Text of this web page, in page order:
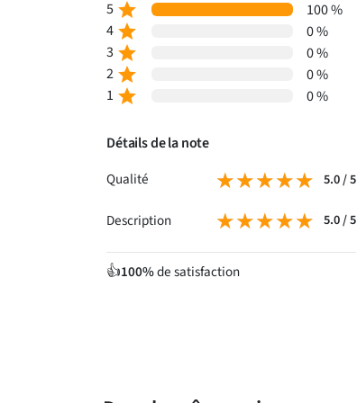
5 star
100 %
4 star
0 %
3 star
0 %
2 star
0 %
1 star 0 %
Détails de la note
Qualité
★★★★★
★★★★★ 5.0 / 5
Description ★★★★★
★★★★★ 5.0 / 5
👍100%de satisfaction